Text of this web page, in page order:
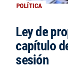
POLÍTICA
Ley de
capítulo
sesión